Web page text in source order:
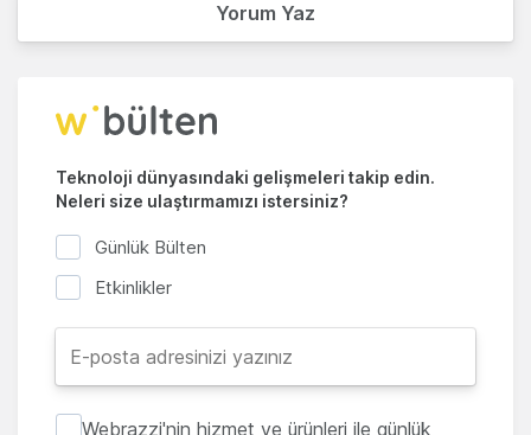
Yorum Yaz
Teknoloji dünyasındaki gelişmeleri takip edin.
Neleri size ulaştırmamızı istersiniz?
Günlük Bülten
Etkinlikler
Webrazzi'nin hizmet ve ürünleri ile günlük